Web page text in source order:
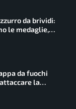
da brividi:
le medaglie,
da fuochi
la